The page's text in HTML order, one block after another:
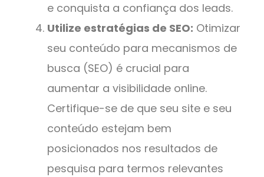
e conquista a confiança dos leads.
Utilize estratégias de SEO: Otimizar
seu conteúdo para mecanismos de
busca (SEO) é crucial para
aumentar a visibilidade online.
Certifique-se de que seu site e seu
conteúdo estejam bem
posicionados nos resultados de
pesquisa para termos relevantes